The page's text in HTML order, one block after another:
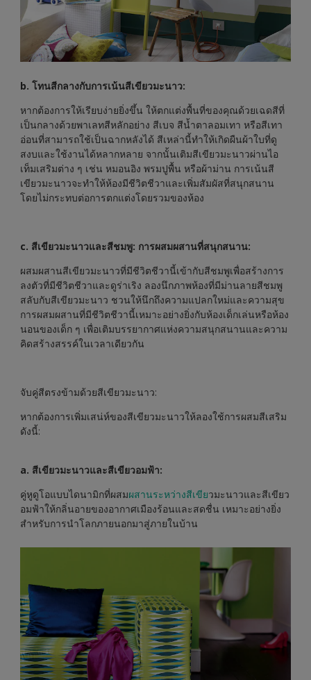
b. โทนสีกลางกับการเน้นสีเขียวมะนาว:
หากต้องการให้เรียบง่ายยิ่งขึ้น ให้ตกแต่งพื้นที่ของคุณด้วยเฉดสีที่
เป็นกลางด้วยพาเลทสีหลักอย่าง สีเบจ สีน้ำตาลอมเทา หรือสีเทา
อ่อนที่สามารถใช้เป็นฉากหลังได้ สีเหล่านี้ทำให้เกิดผืนผ้าใบที่ดู
สงบและใช้งานได้หลากหลาย จากนั้นเติมสีเขียวมะนาวผ่านไอ
เท็มเสริมต่าง ๆ เช่น หมอนอิง พรมปูพื้น หรือผ้าม่าน การเน้นสี
เขียวมะนาวจะทำให้ห้องมีชีวิตชีวาและเพิ่มสัมผัสที่สนุกสนาน
โดยไม่กระทบต่อการตกแต่งโดยรวมของห้อง
c. สีเขียวมะนาวและสีชมพู: การผสมผสานที่สนุกสนาน:
ผสมผสานสีเขียวมะนาวที่มีชีวิตชีวานี้เข้ากับสีชมพูเพื่อสร้างการ
ลงตัวที่มีชีวิตชีวาและดูร่าเริง ลองนึกภาพห้องที่มีม่านลายสีชมพู
สลับกับสีเขียวมะนาว ชวนให้นึกถึงความแปลกใหม่และความสุข
การผสมผสานที่มีชีวิตชีวานี้เหมาะอย่างยิ่งกับห้องเด็กเล่นหรือห้อง
นอนของเด็ก ๆ เพื่อเติมบรรยากาศแห่งความสนุกสนานและความ
คิดสร้างสรรค์ในเวลาเดียวกัน
จับคู่สีตรงข้ามด้วยสีเขียวมะนาว:
หากต้องการเพิ่มเสน่ห์ของสีเขียวมะนาวให้ลองใช้การผสมสีเสริม
ดังนี้:
a. สีเขียวมะนาวและสีเขียวอมฟ้า:
คู่หูดูโอแบบไดนามิกที่ผสมผสานระหว่างสีเขียวมะนาวและสีเขียว
อมฟ้าให้กลิ่นอายของอากาศเมืองร้อนและสดชื่น เหมาะอย่างยิ่ง
สำหรับการนำโลกภายนอกมาสู่ภายในบ้าน